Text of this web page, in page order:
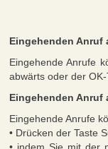
Eingehenden Anruf
Eingehende Anrufe
abwärts oder der
Eingehenden Anruf
Eingehende Anrufe
• Drücken der Taste